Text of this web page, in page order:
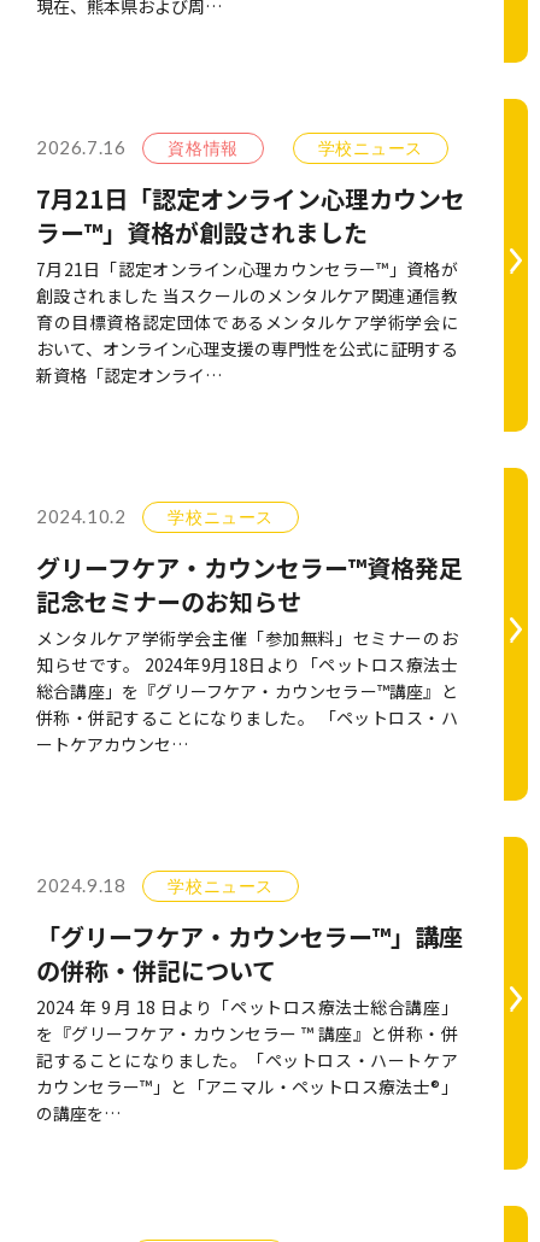
現在、熊本県および周…
2026.7.16 資格情報 学校ニュース
7月21日「認定オンライン心理カウンセ
ラー™」資格が創設されました
7月21日「認定オンライン心理カウンセラー™」資格が
創設されました 当スクールのメンタルケア関連通信教
育の目標資格認定団体であるメンタルケア学術学会に
おいて、オンライン心理支援の専門性を公式に証明する
新資格「認定オンライ…
2024.10.2 学校ニュース
グリーフケア・カウンセラー™資格発足
記念セミナーのお知らせ
メンタルケア学術学会主催「参加無料」セミナーのお
知らせです。 2024年9月18日より「ペットロス療法士
総合講座」を『グリーフケア・カウンセラー™講座』と
併称・併記することになりました。 「ペットロス・ハ
ートケアカウンセ…
2024.9.18 学校ニュース
「グリーフケア・カウンセラー™」講座
の併称・併記について
2024 年 9 月 18 日より「ペットロス療法士総合講座」
を『グリーフケア・カウンセラー ™ 講座』と併称・併
記することになりました。「ペットロス・ハートケア
カウンセラー™」と「アニマル・ペットロス療法士®」
の講座を…